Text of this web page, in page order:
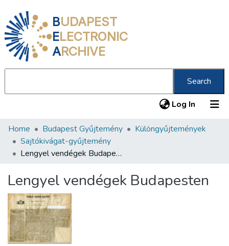
BUDAPEST
ELECTRONIC
ARCHIVE
Search
Log In (current)
Communities & Collections
All of DSpace
About us
Home Budapest Gyűjtemény
Különgyűjtemények
Sajtókivágat-gyűjtemény
Lengyel vendégek Budapesten
Lengyel vendégek Budapesten